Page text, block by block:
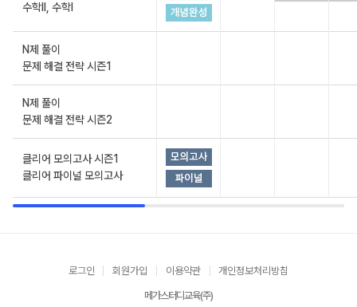
수학ll, 수학l
N제 풀이
문제 해결 전략 시즌1
N제 풀이
문제 해결 전략 시즌2
클리어 모의고사 시즌1
클리어 파이널 모의고사
로그인 회원가입 이용약관 개인정보처리방침
메가스터디교육(주)